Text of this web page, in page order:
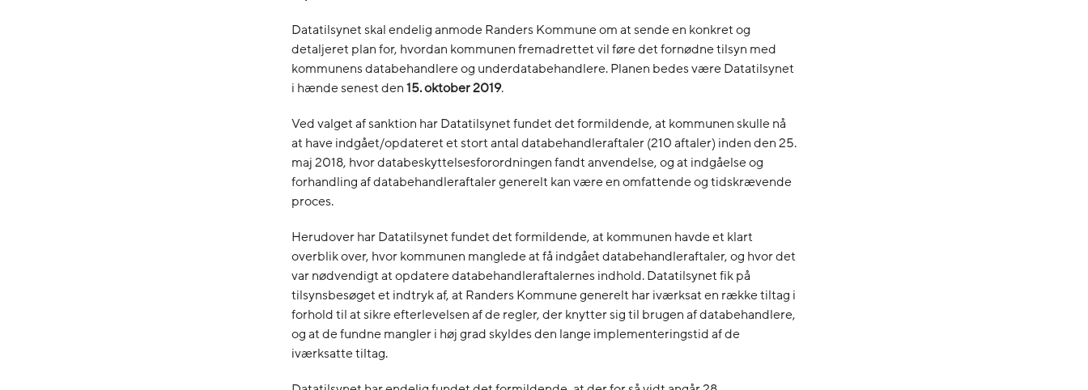
Datatilsynet skal endelig anmode Randers Kommune om at sende en konkret og
detaljeret plan for, hvordan kommunen fremadrettet vil føre det fornødne tilsyn med
kommunens databehandlere og underdatabehandlere. Planen bedes være Datatilsynet
i hænde senest den15. oktober 2019.
Ved valget af sanktion har Datatilsynet fundet det formildende, at kommunen skulle nå
at have indgået/opdateret et stort antal databehandleraftaler (210 aftaler) inden den 25.
maj 2018, hvor databeskyttelsesforordningen fandt anvendelse, og at indgåelse og
forhandling af databehandleraftaler generelt kan være en omfattende og tidskrævende
proces.
Herudover har Datatilsynet fundet det formildende, at kommunen havde et klart
overblik over, hvor kommunen manglede at få indgået databehandleraftaler, og hvor det
var nødvendigt at opdatere databehandleraftalernes indhold. Datatilsynet fik på
tilsynsbesøget et indtryk af, at Randers Kommune generelt har iværksat en række tiltag i
forhold til at sikre efterlevelsen af de regler, der knytter sig til brugen af databehandlere,
og at de fundne mangler i høj grad skyldes den lange implementeringstid af de
iværksatte tiltag.